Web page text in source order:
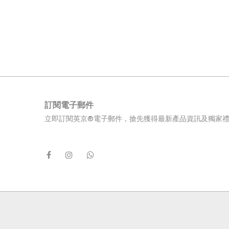
訂閱電子郵件
立即訂閱英京®電子郵件，搶先獲得最新產品資訊及獨家禮